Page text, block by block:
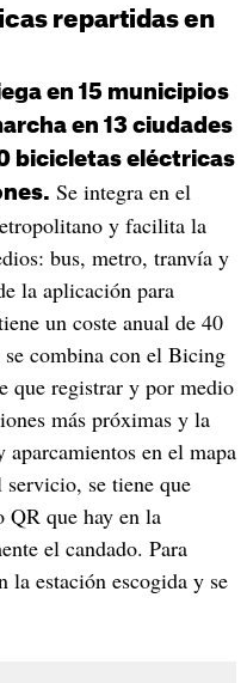
repartidas en
en 15 municipios
en 13 ciudades
bicicletas eléctricas
Se integra en el
y facilita la
bus, metro, tranvía y
la aplicación para
un coste anual de 40
se combina con el Bicing
que registrar y por medio
más próximas y la
en el mapa
se tiene que
QR que hay en la
el candado. Para
la estación escogida y se